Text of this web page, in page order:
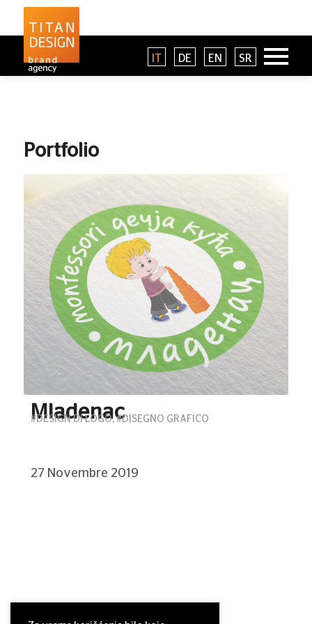
IT DE EN SR
Portfolio
Mladenac
#DESIGN DI LOGO,#DISEGNO GRAFICO
27 Novembre 2019